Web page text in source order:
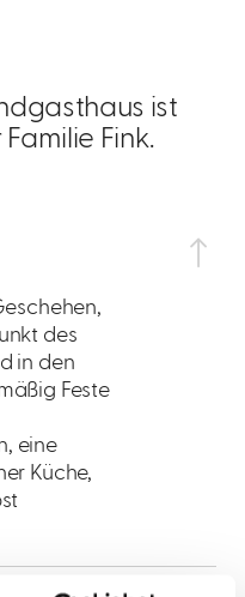
ist
Fink.
des
in den
Feste
eine
Küche,